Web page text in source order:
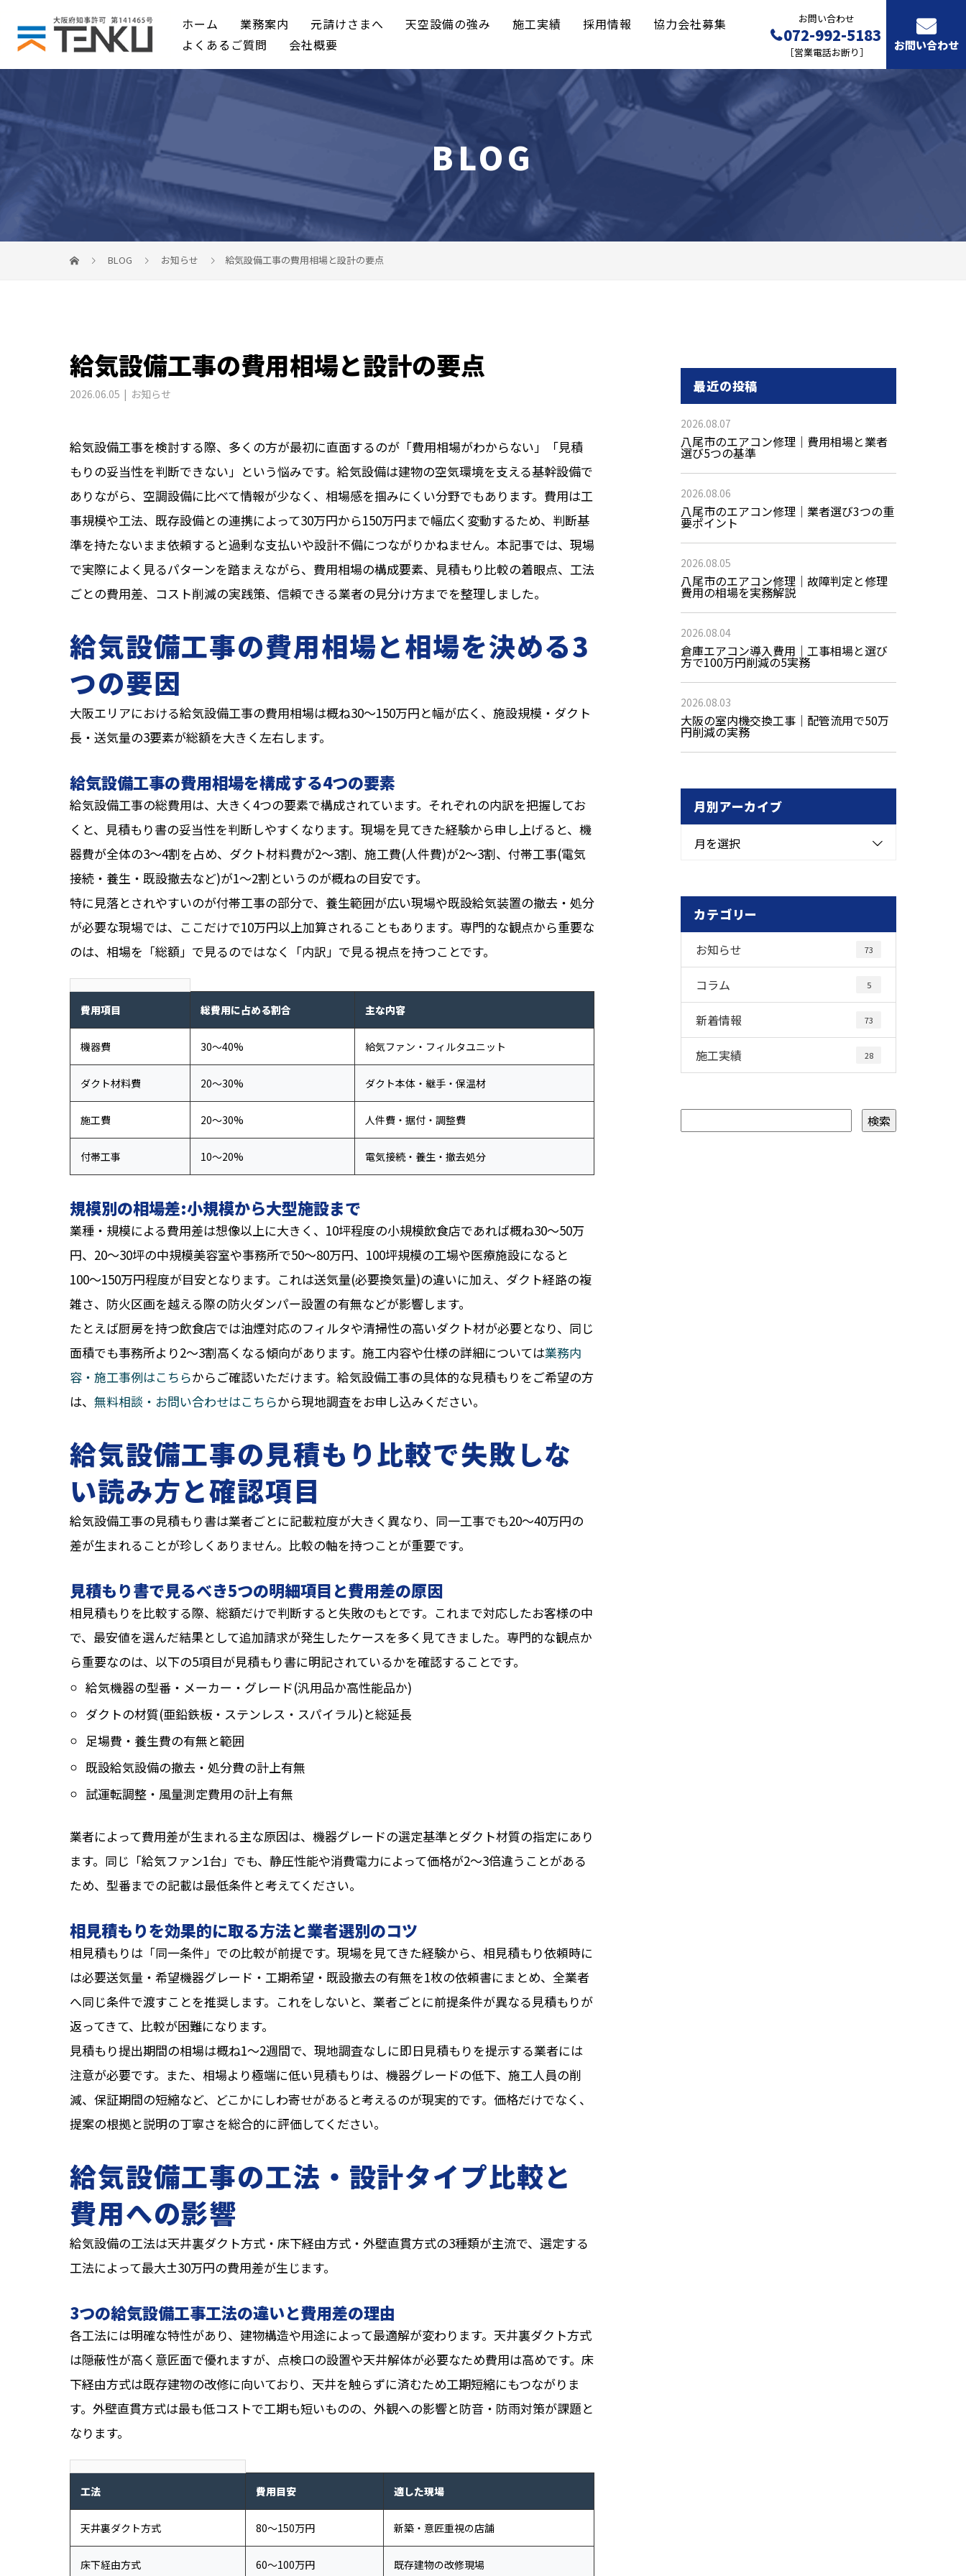
ホーム 業務案内 元請けさまへ 天空設備の強み 施工実績 採用情報
協力会社募集
よくあるご質問
会社概要
お問い合わせ
072-992-5183
［営業電話お断り］ お問い合わせ
BLOG
BLOG お知らせ 給気設備工事の費用相場と設計の要点
給気設備工事の費用相場と設計の要点
2026.06.05 お知らせ
給気設備工事を検討する際、多くの方が最初に直面するのが「費用相場がわからない」「見積
もりの妥当性を判断できない」という悩みです。給気設備は建物の空気環境を支える基幹設備で
ありながら、空調設備に比べて情報が少なく、相場感を掴みにくい分野でもあります。費用は工
事規模や工法、既存設備との連携によって30万円から150万円まで幅広く変動するため、判断基
準を持たないまま依頼すると過剰な支払いや設計不備につながりかねません。本記事では、現場
で実際によく見るパターンを踏まえながら、費用相場の構成要素、見積もり比較の着眼点、工法
ごとの費用差、コスト削減の実践策、信頼できる業者の見分け方までを整理しました。
給気設備工事の費用相場と相場を決める3
つの要因
大阪エリアにおける給気設備工事の費用相場は概ね30〜150万円と幅が広く、施設規模・ダクト
長・送気量の3要素が総額を大きく左右します。
給気設備工事の費用相場を構成する4つの要素
給気設備工事の総費用は、大きく4つの要素で構成されています。それぞれの内訳を把握してお
くと、見積もり書の妥当性を判断しやすくなります。現場を見てきた経験から申し上げると、機
器費が全体の3〜4割を占め、ダクト材料費が2〜3割、施工費(人件費)が2〜3割、付帯工事(電気
接続・養生・既設撤去など)が1〜2割というのが概ねの目安です。
特に見落とされやすいのが付帯工事の部分で、養生範囲が広い現場や既設給気装置の撤去・処分
が必要な現場では、ここだけで10万円以上加算されることもあります。専門的な観点から重要な
のは、相場を「総額」で見るのではなく「内訳」で見る視点を持つことです。
費用項目 総費用に占める割合 主な内容
機器費 30〜40% 給気ファン・フィルタユニット
ダクト材料費 20〜30% ダクト本体・継手・保温材
施工費 20〜30% 人件費・据付・調整費
付帯工事 10〜20% 電気接続・養生・撤去処分
規模別の相場差:小規模から大型施設まで
業種・規模による費用差は想像以上に大きく、10坪程度の小規模飲食店であれば概ね30〜50万
円、20〜30坪の中規模美容室や事務所で50〜80万円、100坪規模の工場や医療施設になると
100〜150万円程度が目安となります。これは送気量(必要換気量)の違いに加え、ダクト経路の複
雑さ、防火区画を越える際の防火ダンパー設置の有無などが影響します。
たとえば厨房を持つ飲食店では油煙対応のフィルタや清掃性の高いダクト材が必要となり、同じ
面積でも事務所より2〜3割高くなる傾向があります。施工内容や仕様の詳細については業務内
容・施工事例はこちらからご確認いただけます。給気設備工事の具体的な見積もりをご希望の方
は、 無料相談・お問い合わせはこちらから現地調査をお申し込みください。
給気設備工事の見積もり比較で失敗しな
い読み方と確認項目
給気設備工事の見積もり書は業者ごとに記載粒度が大きく異なり、同一工事でも20〜40万円の
差が生まれることが珍しくありません。比較の軸を持つことが重要です。
見積もり書で見るべき5つの明細項目と費用差の原因
相見積もりを比較する際、総額だけで判断すると失敗のもとです。これまで対応したお客様の中
で、最安値を選んだ結果として追加請求が発生したケースを多く見てきました。専門的な観点か
ら重要なのは、以下の5項目が見積もり書に明記されているかを確認することです。
給気機器の型番・メーカー・グレード(汎用品か高性能品か)
ダクトの材質(亜鉛鉄板・ステンレス・スパイラル)と総延長
足場費・養生費の有無と範囲
既設給気設備の撤去・処分費の計上有無
試運転調整・風量測定費用の計上有無
業者によって費用差が生まれる主な原因は、機器グレードの選定基準とダクト材質の指定にあり
ます。同じ「給気ファン1台」でも、静圧性能や消費電力によって価格が2〜3倍違うことがある
ため、型番までの記載は最低条件と考えてください。
相見積もりを効果的に取る方法と業者選別のコツ
相見積もりは「同一条件」での比較が前提です。現場を見てきた経験から、相見積もり依頼時に
は必要送気量・希望機器グレード・工期希望・既設撤去の有無を1枚の依頼書にまとめ、全業者
へ同じ条件で渡すことを推奨します。これをしないと、業者ごとに前提条件が異なる見積もりが
返ってきて、比較が困難になります。
見積もり提出期間の相場は概ね1〜2週間で、現地調査なしに即日見積もりを提示する業者には
注意が必要です。また、相場より極端に低い見積もりは、機器グレードの低下、施工人員の削
減、保証期間の短縮など、どこかにしわ寄せがあると考えるのが現実的です。価格だけでなく、
提案の根拠と説明の丁寧さを総合的に評価してください。
給気設備工事の工法・設計タイプ比較と
費用への影響
給気設備の工法は天井裏ダクト方式・床下経由方式・外壁直貫方式の3種類が主流で、選定する
工法によって最大±30万円の費用差が生じます。
3つの給気設備工事工法の違いと費用差の理由
各工法には明確な特性があり、建物構造や用途によって最適解が変わります。天井裏ダクト方式
は隠蔽性が高く意匠面で優れますが、点検口の設置や天井解体が必要なため費用は高めです。床
下経由方式は既存建物の改修に向いており、天井を触らずに済むため工期短縮にもつながりま
す。外壁直貫方式は最も低コストで工期も短いものの、外観への影響と防音・防雨対策が課題と
なります。
工法 費用目安 適した現場
天井裏ダクト方式 80〜150万円 新築・意匠重視の店舗
床下経由方式 60〜100万円 既存建物の改修現場
最近の投稿
2026.08.07
八尾市のエアコン修理｜費用相場と業者
選び5つの基準
2026.08.06
八尾市のエアコン修理｜業者選び3つの重
要ポイント
2026.08.05
八尾市のエアコン修理｜故障判定と修理
費用の相場を実務解説
2026.08.04
倉庫エアコン導入費用｜工事相場と選び
方で100万円削減の5実務
2026.08.03
大阪の室内機交換工事｜配管流用で50万
円削減の実務
月別アーカイブ
月を選択
カテゴリー
お知らせ 73
コラム 5
新着情報 73
施工実績 28